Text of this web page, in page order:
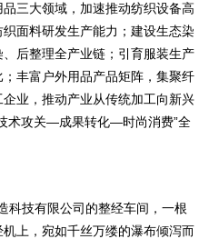
三大领域，加速推动纺织设备高
面料研发生产能力；建设生态染
后整理全产业链；引育服装生产
丰富户外用品产品矩阵，集聚纤
业，推动产业从传统加工向新兴
术攻关—成果转化—时尚消费”全
科技有限公司的整经车间，一根
上，宛如千丝万缕的瀑布倾泻而